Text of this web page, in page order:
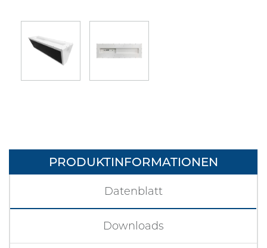
PRODUKTINFORMATIONEN
Datenblatt
Downloads